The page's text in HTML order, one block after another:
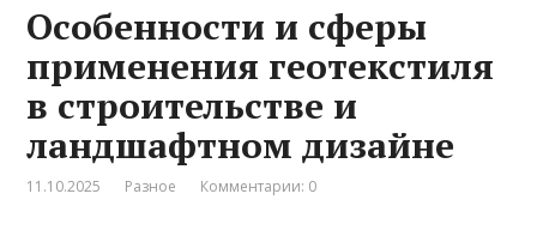
Особенности и сферы
применения геотекстиля
в строительстве и
ландшафтном дизайне
11.10.2025 Разное Комментарии: 0